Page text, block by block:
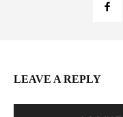
LEAVE A REPLY